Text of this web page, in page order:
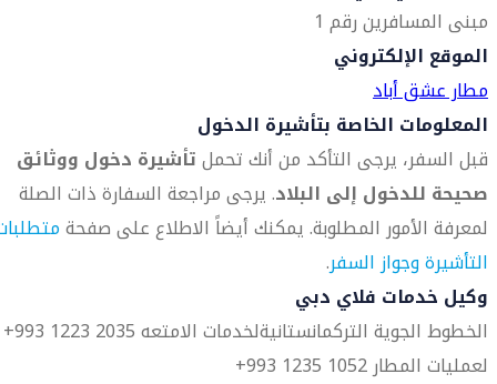
مبنى المسافرين رقم 1
الموقع الإلكتروني
مطار عشق أباد
المعلومات الخاصة بتأشيرة الدخول
قبل السفر، يرجى التأكد من أنك تحملتأشيرة دخول ووثائق
صحيحة للدخول إلى البلاد. يرجى مراجعة السفارة ذات الصلة
لمعرفة الأمور المطلوبة. يمكنك أيضاً الاطلاع على صفحة
التأشيرة وجواز السفر.
وكيل خدمات فلاي دبي
الخطوط الجوية التركمانستانيةلخدمات الامتعه 2035 1223 993+
لعمليات المطار 1052 1235 993+